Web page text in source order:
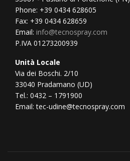
Phone: +39 0434 628605
Fax: +39 0434 628659
Email: info@tecnospray.com
P.IVA 01273200939
Unità Locale
Via dei Boschi. 2/10
33040 Pradamano (UD)
Tel.: 0432 – 1791900
Email: tec-udine@tecnospray.com